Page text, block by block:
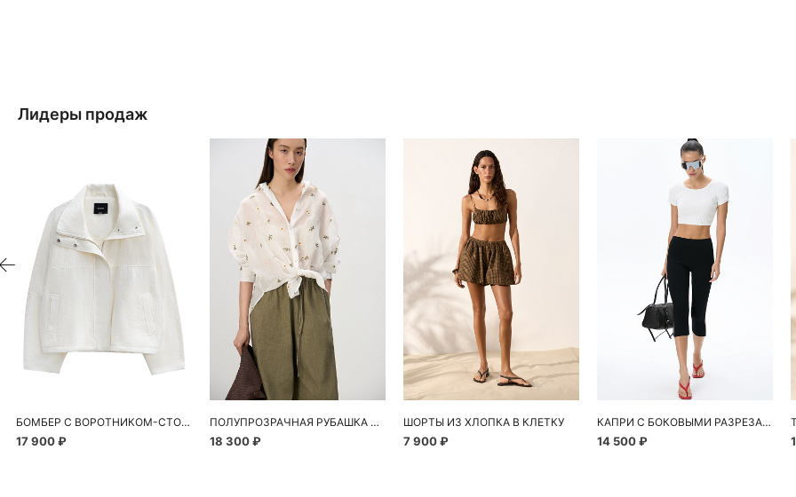
Лидеры продаж
БОМБЕР С ВОРОТНИКОМ-СТОЙКОЙ
17 900 ₽
ПОЛУПРОЗРАЧНАЯ РУБАШКА С РОМАШКАМИ
18 300 ₽
ШОРТЫ ИЗ ХЛОПКА В КЛЕТКУ
7 900 ₽
КАПРИ С БОКОВЫМИ РАЗРЕЗАМИ
14 500 ₽